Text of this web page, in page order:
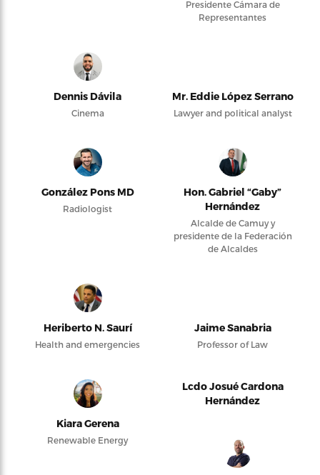
Presidente Cámara de
Representantes
Dennis Dávila
Cinema
Mr. Eddie López Serrano
Lawyer and political analyst
González Pons MD
Radiologist
Hon. Gabriel “Gaby”
Hernández
Alcalde de Camuy y
presidente de la Federación
de Alcaldes
Heriberto N. Saurí
Health and emergencies
Jaime Sanabria
Professor of Law
Kiara Gerena
Renewable Energy
Lcdo Josué Cardona
Hernández